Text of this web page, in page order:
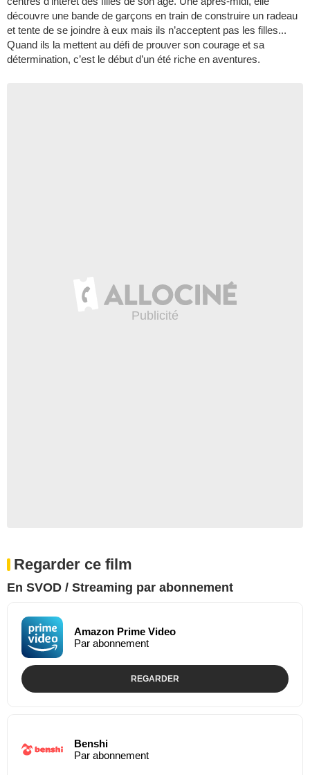
découvre une bande de garçons en train de construire un radeau
et tente de se joindre à eux mais ils n’acceptent pas les filles...
Quand ils la mettent au défi de prouver son courage et sa
détermination, c’est le début d’un été riche en aventures.
Regarder ce film
En SVOD / Streaming par abonnement
Amazon Prime Video
Par abonnement
REGARDER
Benshi
Par abonnement